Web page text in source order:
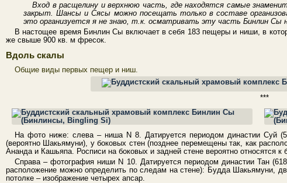
Вход в расщелину и верхнюю часть, где находятся самые
закрыт. Шансы и Сясы можно посещать только в составе
это организуется я не знаю, т.к. осматривать эту часть Бинлин Сы
В настощее время Бинлин Сы включает в себя 183 пещеры и ниши, в
же свыше 900 кв. м фресок.
Вдоль скалы
Общие виды первых пещер и ниш.
***
На фото ниже: слева – ниша N 8. Датируется периодом династии Суй
(вероятно Шакьямуни), у боковых стен (позднее перемещены так, как
Ананда и Кашьяпа. Росписи на боковых и задней стене вероятно относятся к
Справа – фотография ниши N 10. Датируется периодом династии Тан
расположение можно определить по следам на стене): Будда Шакьямуни,
потолке – изображение четырех апсар.